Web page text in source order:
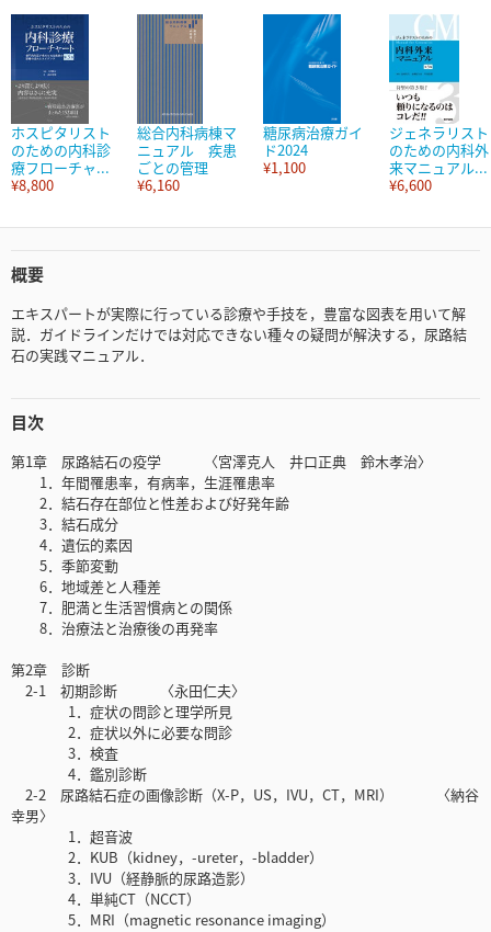
ホスピタリスト
のための内科診
療フローチャ...
¥8,800
総合内科病棟マ
ニュアル 疾患
ごとの管理
¥6,160
糖尿病治療ガイ
ド2024
¥1,100
ジェネラリスト
のための内科外
来マニュアル...
¥6,600
概要
エキスパートが実際に行っている診療や手技を，豊富な図表を用いて解
説．ガイドラインだけでは対応できない種々の疑問が解決する，尿路結
石の実践マニュアル．
目次
第1章 尿路結石の疫学 〈宮澤克人 井口正典 鈴木孝治〉
1．年間罹患率，有病率，生涯罹患率
2．結石存在部位と性差および好発年齢
3．結石成分
4．遺伝的素因
5．季節変動
6．地域差と人種差
7．肥満と生活習慣病との関係
8．治療法と治療後の再発率
第2章 診断
2-1 初期診断 〈永田仁夫〉
1．症状の問診と理学所見
2．症状以外に必要な問診
3．検査
4．鑑別診断
2-2 尿路結石症の画像診断（X-P，US，IVU，CT，MRI） 〈納谷
幸男〉
1．超音波
2．KUB（kidney，-ureter，-bladder）
3．IVU（経静脈的尿路造影）
4．単純CT（NCCT）
5．MRI（magnetic resonance imaging）